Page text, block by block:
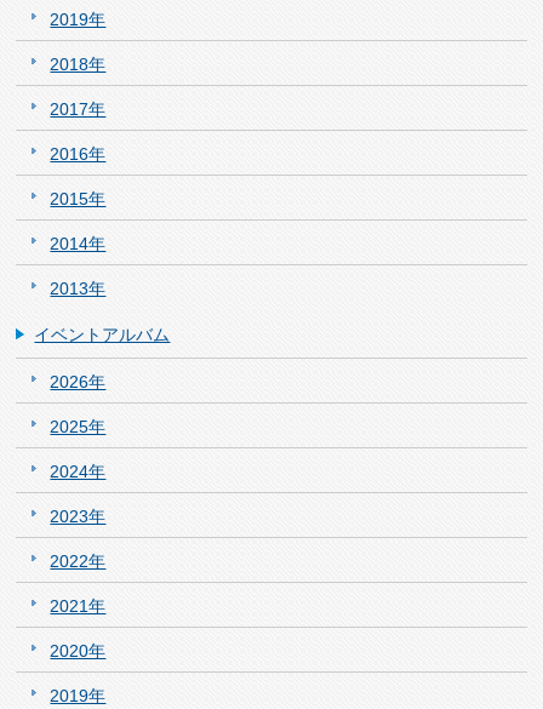
2019年
2018年
2017年
2016年
2015年
2014年
2013年
イベントアルバム
2026年
2025年
2024年
2023年
2022年
2021年
2020年
2019年